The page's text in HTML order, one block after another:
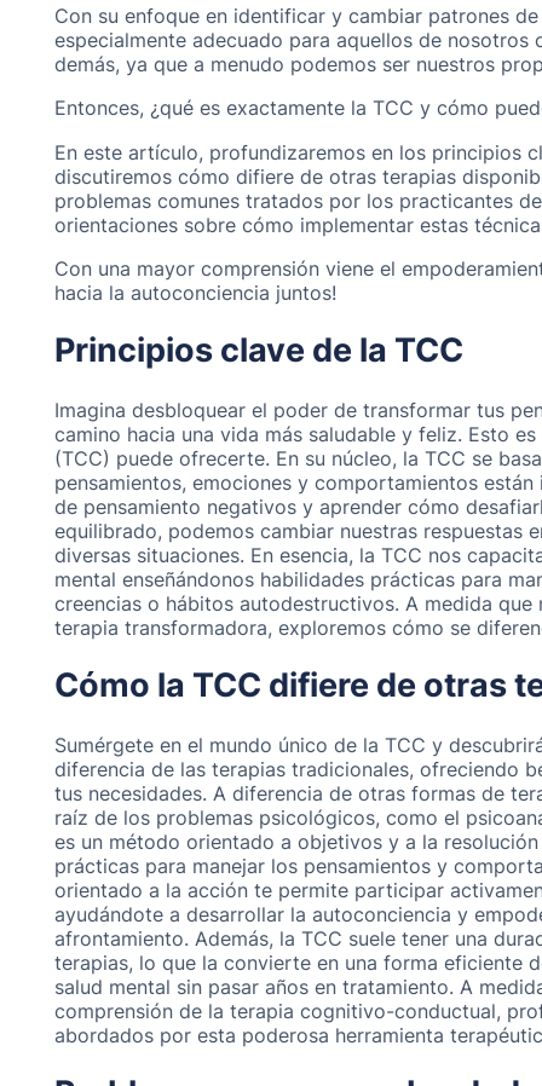
Con su enfoque en identificar y cambiar patrones
especialmente adecuado para aquellos de
demás, ya que a menudo podemos ser nuestros
Entonces, ¿qué es exactamente la TCC y cómo
En este artículo, profundizaremos en los principios
discutiremos cómo difiere de otras terapias
problemas comunes tratados por los practicantes
orientaciones sobre cómo implementar estas
Con una mayor comprensión viene el
hacia la autoconciencia juntos!
Principios clave de la TCC
Imagina desbloquear el poder de transformar tus
camino hacia una vida más saludable y feliz. Esto
(TCC) puede ofrecerte. En su núcleo, la TCC se
pensamientos, emociones y comportamientos
de pensamiento negativos y aprender cómo
equilibrado, podemos cambiar nuestras respuestas
diversas situaciones. En esencia, la TCC nos
mental enseñándonos habilidades prácticas para
creencias o hábitos autodestructivos. A medida
terapia transformadora, exploremos cómo se
Cómo la TCC difiere de otras
Sumérgete en el mundo único de la TCC y
diferencia de las terapias tradicionales, ofreciendo
tus necesidades. A diferencia de otras formas de
raíz de los problemas psicológicos, como el
es un método orientado a objetivos y a la
prácticas para manejar los pensamientos y
orientado a la acción te permite participar
ayudándote a desarrollar la autoconciencia y
afrontamiento. Además, la TCC suele tener una
terapias, lo que la convierte en una forma eficiente
salud mental sin pasar años en tratamiento. A
comprensión de la terapia cognitivo-conductual,
abordados por esta poderosa herramienta